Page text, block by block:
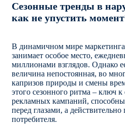
Сезонные тренды в
как не упустить
В динамичном мире
занимает особое место,
миллионами взглядов. Однако
величина непостоянная, во
капризов природы и смены
этого сезонного ритма – ключ
рекламных кампаний,
перед глазами, а
потребителя.